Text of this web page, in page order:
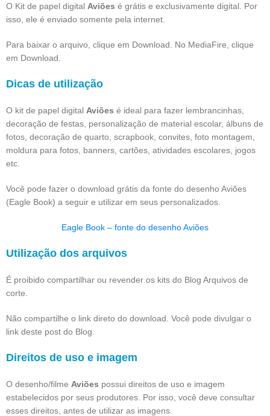
O Kit de papel digital Aviões é grátis e exclusivamente digital. Por
isso, ele é enviado somente pela internet.
Para baixar o arquivo, clique em Download. No MediaFire, clique
em Download.
Dicas de utilização
O kit de papel digital Aviões é ideal para fazer lembrancinhas,
decoração de festas, personalização de material escolar, álbuns de
fotos, decoração de quarto, scrapbook, convites, foto montagem,
moldura para fotos, banners, cartões, atividades escolares, jogos
etc.
Você pode fazer o download grátis da fonte do desenho Aviões
(Eagle Book) a seguir e utilizar em seus personalizados.
Eagle Book – fonte do desenho Aviões
Utilização dos arquivos
É proibido compartilhar ou revender os kits do Blog Arquivos de
corte.
Não compartilhe o link direto do download. Você pode divulgar o
link deste post do Blog.
Direitos de uso e imagem
O desenho/filme Aviões possui direitos de uso e imagem
estabelecidos por seus produtores. Por isso, você deve consultar
esses direitos, antes de utilizar as imagens.